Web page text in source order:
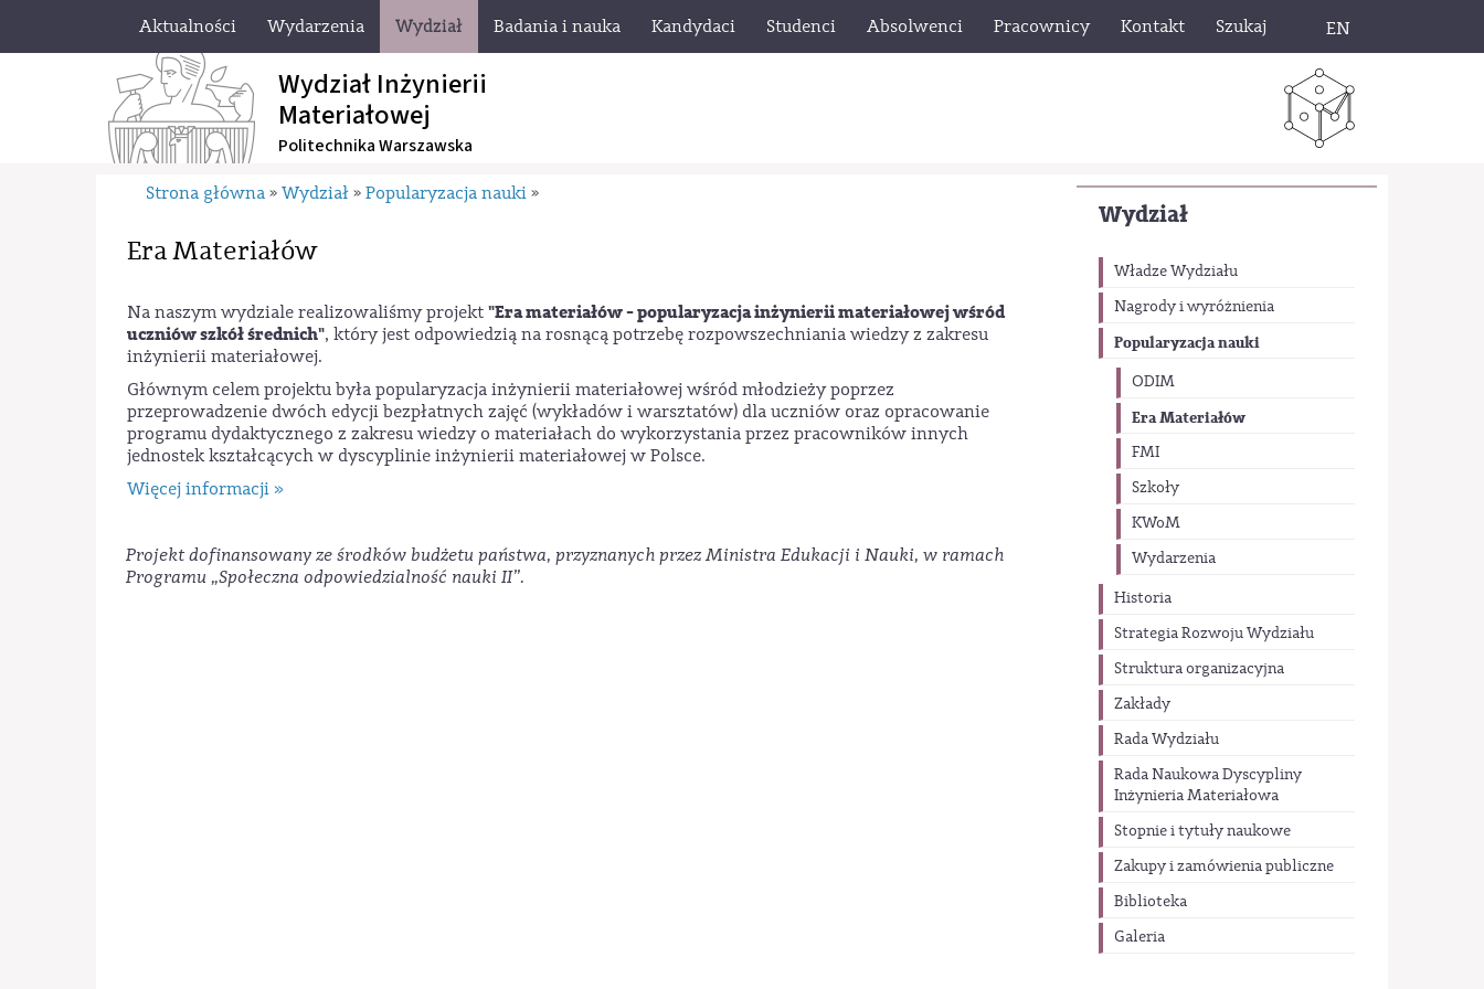
Aktualności Wydarzenia Wydział Badania i nauka Kandydaci Studenci Absolwenci Pracownicy Kontakt Szukaj EN
Wydział Inżynierii
Materiałowej
Politechnika Warszawska
Wydział
Władze Wydziału
Nagrody i wyróżnienia
Popularyzacja nauki
ODIM
Era Materiałów
FMI
Szkoły
KWoM
Wydarzenia
Historia
Strategia Rozwoju Wydziału
Struktura organizacyjna
Zakłady
Rada Wydziału
Rada Naukowa Dyscypliny
Inżynieria Materiałowa
Stopnie i tytuły naukowe
Zakupy i zamówienia publiczne
Biblioteka
Galeria
Strona główna » Wydział » Popularyzacja nauki »
Era Materiałów
Na naszym wydziale realizowaliśmy projekt "Era materiałów - popularyzacja inżynierii materiałowej wśród
uczniów szkół średnich", który jest odpowiedzią na rosnącą potrzebę rozpowszechniania wiedzy z zakresu
inżynierii materiałowej.
Głównym celem projektu była popularyzacja inżynierii materiałowej wśród młodzieży poprzez
przeprowadzenie dwóch edycji bezpłatnych zajęć (wykładów i warsztatów) dla uczniów oraz opracowanie
programu dydaktycznego z zakresu wiedzy o materiałach do wykorzystania przez pracowników innych
jednostek kształcących w dyscyplinie inżynierii materiałowej w Polsce.
Więcej informacji »
Projekt dofinansowany ze środków budżetu państwa, przyznanych przez Ministra Edukacji i Nauki,w ramach
Programu „Społeczna odpowiedzialność nauki II”.